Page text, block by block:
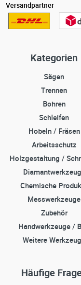
Versandpartner
Kategorien
Sägen
Trennen
Bohren
Schleifen
Hobeln / Fräsen
Arbeitsschutz
Holzgestaltung /
Chemische
Messwerkzeuge
Zubehör
Handwerkzeuge /
Weitere
Häufige